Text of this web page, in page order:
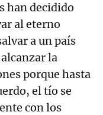
han decidido
al eterno
a un país
la
porque hasta
el tío se
con los